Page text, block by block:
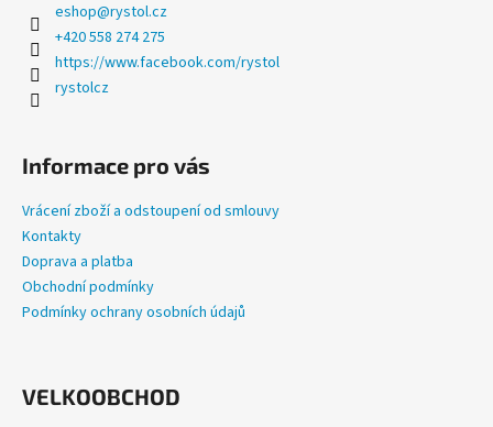
t
?
HLEDAT
D
o
p
u
eshop@rystol.cz
+420 558 274 275
https://www.facebook.com/rystol
rystolcz
Informace pro vás
Vrácení zboží a odstoupení od smlouvy
Kontakty
Doprava a platba
Obchodní podmínky
Podmínky ochrany osobních údajů
VELKOOBCHOD